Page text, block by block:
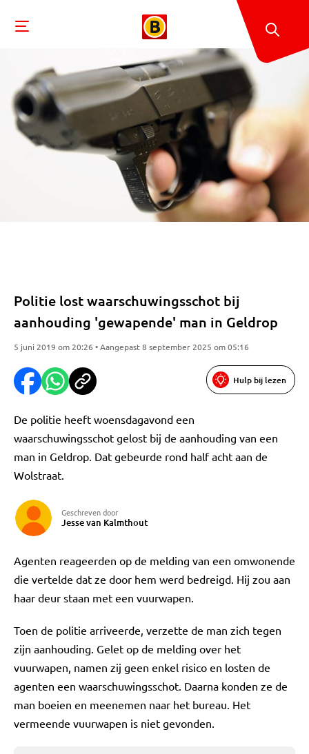
Politie lost waarschuwingsschot bij
aanhouding 'gewapende' man in Geldrop
5 juni 2019 om 20:26 • Aangepast 8 september 2025 om 05:16
Hulp bij lezen
De politie heeft woensdagavond een
waarschuwingsschot gelost bij de aanhouding van een
man in Geldrop. Dat gebeurde rond half acht aan de
Wolstraat.
Geschreven door
Jesse van Kalmthout
Agenten reageerden op de melding van een omwonende
die vertelde dat ze door hem werd bedreigd. Hij zou aan
haar deur staan met een vuurwapen.
Toen de politie arriveerde, verzette de man zich tegen
zijn aanhouding. Gelet op de melding over het
vuurwapen, namen zij geen enkel risico en losten de
agenten een waarschuwingsschot. Daarna konden ze de
man boeien en meenemen naar het bureau. Het
vermeende vuurwapen is niet gevonden.